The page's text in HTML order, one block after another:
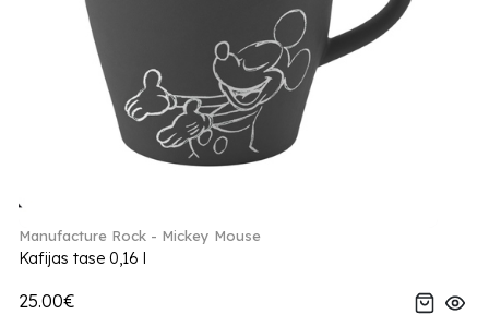
Manufacture Rock - Mickey Mouse
Kafijas tase 0,16 l
25.00€